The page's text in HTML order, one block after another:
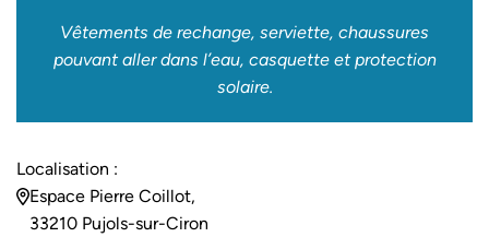
Vêtements de rechange, serviette, chaussures
pouvant aller dans l’eau, casquette et protection
solaire.
Localisation :
Espace Pierre Coillot,
33210 Pujols-sur-Ciron